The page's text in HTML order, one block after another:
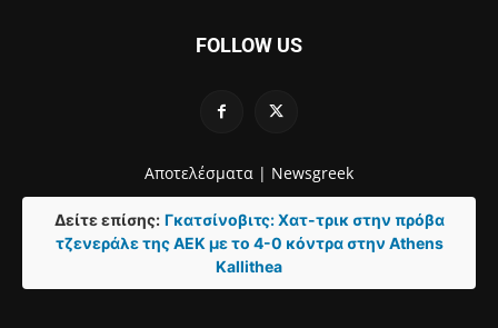
FOLLOW US
Αποτελέσματα | Newsgreek
Δείτε επίσης: Γκατσίνοβιτς: Χατ-τρικ στην πρόβα
τζενεράλε της ΑΕΚ με το 4-0 κόντρα στην Athens
Kallithea